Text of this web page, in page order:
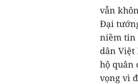
vẫn
Đại
niềm tin
dân
hộ quân
vọng vì